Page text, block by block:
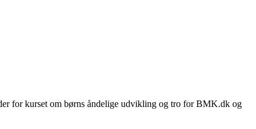
for kurset om børns åndelige udvikling og tro for BMK.dk og